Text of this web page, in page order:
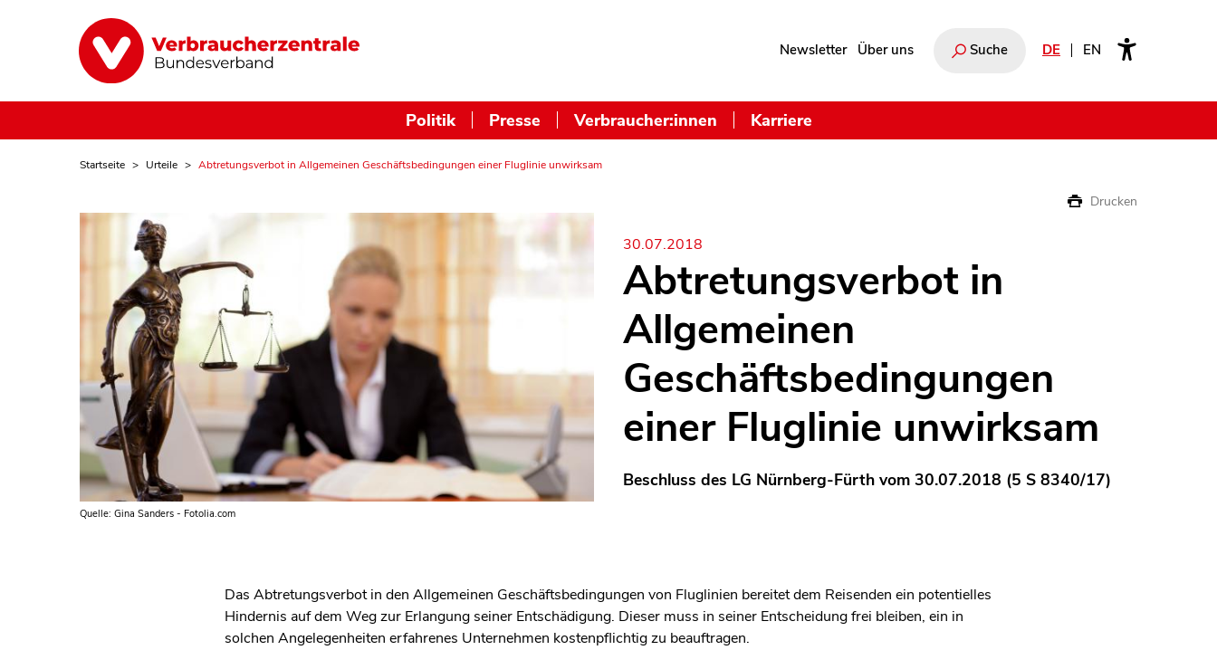
Newsletter Über uns Suche DE EN
Politik Presse Verbraucher:innen Karriere
Startseite Urteile Abtretungsverbot in Allgemeinen Geschäftsbedingungen einer Fluglinie unwirksam
Drucken
Quelle: Gina Sanders - Fotolia.com
30.07.2018
Abtretungsverbot in
Allgemeinen
Geschäftsbedingungen
einer Fluglinie unwirksam
Beschluss des LG Nürnberg-Fürth vom 30.07.2018 (5 S 8340/17)
Das Abtretungsverbot in den Allgemeinen Geschäftsbedingungen von Fluglinien bereitet dem Reisenden ein potentielles
Hindernis auf dem Weg zur Erlangung seiner Entschädigung. Dieser muss in seiner Entscheidung frei bleiben, ein in
solchen Angelegenheiten erfahrenes Unternehmen kostenpflichtig zu beauftragen.